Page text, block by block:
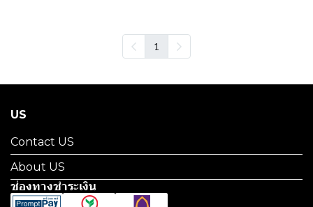
1
US
Contact US
About US
ช่องทางชำระเงิน